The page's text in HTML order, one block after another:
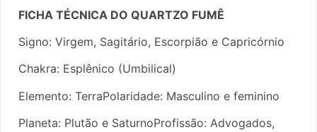
FICHA TÉCNICA DO QUARTZO FUMÊ
Signo: Virgem, Sagitário, Escorpião e Capricórnio
Chakra: Esplênico (Umbilical)
Elemento: TerraPolaridade: Masculino e feminino
Planeta: Plutão e SaturnoProfissão: Advogados,